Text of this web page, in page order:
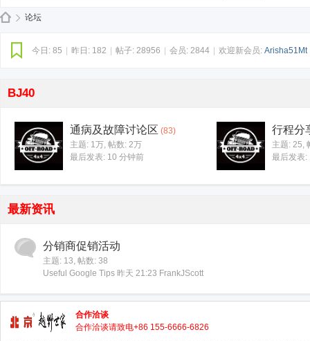
40
论坛
今日: 85 昨日: 182 帖子: 28956 会员: 2844 欢迎新会员: Arisha51Mt
BJ40
通病及故障讨论区 (83)
主题: 1万, 帖数: 2万
最后发表: 10 分钟前
行程分
主题: 25,
最后发表:
最新资讯
分销商促销活动
主题: 13, 帖数: 38
Useful Google Tips 昨天 21:23 FrankJScott
合作洽谈
合作洽谈请致电+86 155-6666-6826